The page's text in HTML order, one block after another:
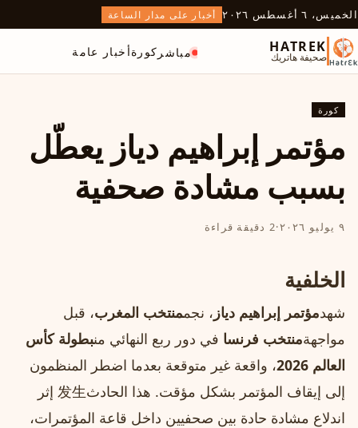
الخميس، ٦ أغسطس ٢٠٢٦ أخبار على مدار الساعة
HATREK
صحيفة هاتريك مباشر كورةأخبار عامة
كورة
مؤتمر إبراهيم دياز يعطّل
بسبب مشادة صحفية
٩ يوليو ٢٠٢٦ ·2 دقيقة قراءة
الخلفية
شهدمؤتمر إبراهيم دياز ، نجممنتخب المغرب، قبل
مواجهةمنتخب فرنسا في دور ربع النهائي منبطولة كأس
العالم 2026
، واقعة غير متوقعة بعدما اضطر المنظمون
إلى إيقاف المؤتمر بشكل مؤقت. هذا الحادث发生 إثر
اندلاع مشادة حادة بين صحفيين داخل قاعة المؤتمرات،